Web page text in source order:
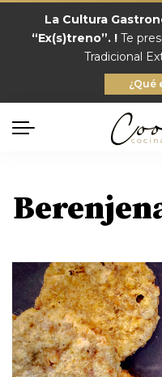
La Cultura
“Ex(s)treno”. ! Te
Tradicional
¿Qué